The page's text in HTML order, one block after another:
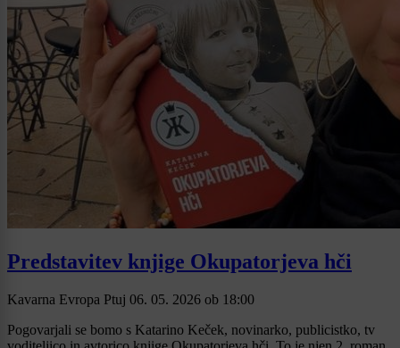
Predstavitev knjige Okupatorjeva hči
Kavarna Evropa Ptuj 06. 05. 2026 ob 18:00
Pogovarjali se bomo s Katarino Keček, novinarko, publicistko, tv